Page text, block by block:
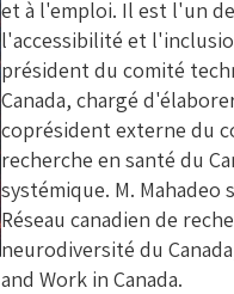
et à l'emploi. Il est l'un
l'accessibilité et
président du comité
Canada, chargé
coprésident externe du
recherche en santé du
systémique. M.
Réseau canadien de
neurodiversité du
and Work in Canada.